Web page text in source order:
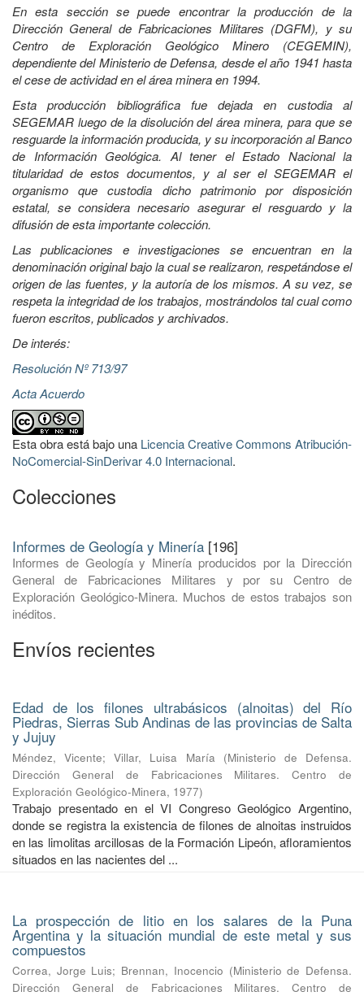
En esta sección se puede encontrar la producción de la
Dirección General de Fabricaciones Militares (DGFM), y su
Centro de Exploración Geológico Minero (CEGEMIN),
dependiente del Ministerio de Defensa, desde el año 1941 hasta
el cese de actividad en el área minera en 1994.
Esta producción bibliográfica fue dejada en custodia al
SEGEMAR luego de la disolución del área minera, para que se
resguarde la información producida, y su incorporación al Banco
de Información Geológica. Al tener el Estado Nacional la
titularidad de estos documentos, y al ser el SEGEMAR el
organismo que custodia dicho patrimonio por disposición
estatal, se considera necesario asegurar el resguardo y la
difusión de esta importante colección.
Las publicaciones e investigaciones se encuentran en la
denominación original bajo la cual se realizaron, respetándose el
origen de las fuentes, y la autoría de los mismos. A su vez, se
respeta la integridad de los trabajos, mostrándolos tal cual como
fueron escritos, publicados y archivados.
De interés:
Resolución Nº 713/97
Acta Acuerdo
Esta obra está bajo una Licencia Creative Commons Atribución-
NoComercial-SinDerivar 4.0 Internacional.
Colecciones
Informes de Geología y Minería [196]
Informes de Geología y Minería producidos por la Dirección
General de Fabricaciones Militares y por su Centro de
Exploración Geológico-Minera. Muchos de estos trabajos son
inéditos.
Envíos recientes
Edad de los filones ultrabásicos (alnoitas) del Río
Piedras, Sierras Sub Andinas de las provincias de Salta
y Jujuy
Méndez, Vicente;Villar, Luisa María (Ministerio de Defensa.
Dirección General de Fabricaciones Militares. Centro de
Exploración Geológico-Minera, 1977)
Trabajo presentado en el VI Congreso Geológico Argentino,
donde se registra la existencia de filones de alnoitas instruidos
en las limolitas arcillosas de la Formación Lipeón, afloramientos
situados en las nacientes del ...
La prospección de litio en los salares de la Puna
Argentina y la situación mundial de este metal y sus
compuestos
Correa, Jorge Luis; Brennan, Inocencio (Ministerio de Defensa.
Dirección General de Fabricaciones Militares. Centro de